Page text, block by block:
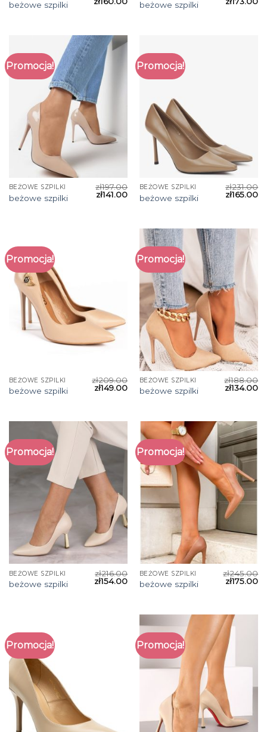
beżowe szpilki beżowe szpilki
Promocja!
BEŻOWE SZPILKI
beżowe szpilki
zł197.00
zł141.00
Promocja!
BEŻOWE SZPILKI
beżowe szpilki
zł231.00
zł165.00
Promocja!
BEŻOWE SZPILKI
beżowe szpilki
zł209.00
zł149.00
Promocja!
BEŻOWE SZPILKI
beżowe szpilki
zł188.00
zł134.00
Promocja!
BEŻOWE SZPILKI
beżowe szpilki
zł216.00
zł154.00
Promocja!
BEŻOWE SZPILKI
beżowe szpilki
zł245.00
zł175.00
Promocja! Promocja!